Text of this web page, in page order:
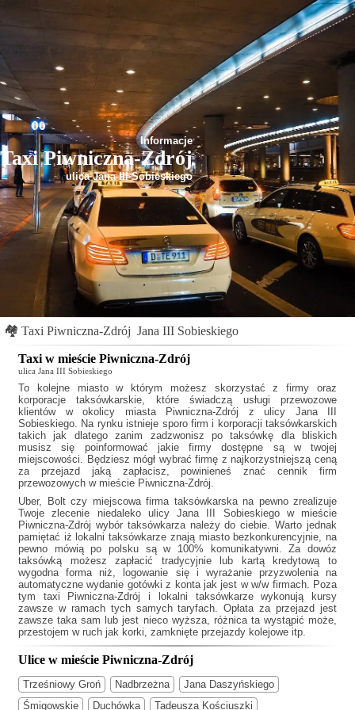
Informacje
Taxi Piwniczna-Zdrój
ulica Jana III Sobieskiego
🏘 Taxi Piwniczna-Zdrój Jana III Sobieskiego
Taxi w mieście Piwniczna-Zdrój
ulica Jana III Sobieskiego
To kolejne miasto w którym możesz skorzystać z firmy oraz
korporacje taksówkarskie, które świadczą usługi przewozowe
klientów w okolicy miasta Piwniczna-Zdrój z ulicy Jana III
Sobieskiego. Na rynku istnieje sporo firm i korporacji taksówkarskich
takich jak dlatego zanim zadzwonisz po taksówkę dla bliskich
musisz się poinformować jakie firmy dostępne są w twojej
miejscowości. Będziesz mógł wybrać firmę z najkorzystniejszą ceną
za przejazd jaką zapłacisz, powinieneś znać cennik firm
przewozowych w mieście Piwniczna-Zdrój.
Uber, Bolt czy miejscowa firma taksówkarska na pewno zrealizuje
Twoje zlecenie niedaleko ulicy Jana III Sobieskiego w mieście
Piwniczna-Zdrój wybór taksówkarza należy do ciebie. Warto jednak
pamiętać iż lokalni taksówkarze znają miasto bezkonkurencyjnie, na
pewno mówią po polsku są w 100% komunikatywni. Za dowóz
taksówką możesz zapłacić tradycyjnie lub kartą kredytową to
wygodna forma niż, logowanie się i wyrażanie przyzwolenia na
automatyczne wydanie gotówki z konta jak jest w w/w firmach. Poza
tym taxi Piwniczna-Zdrój i lokalni taksówkarze wykonują kursy
zawsze w ramach tych samych taryfach. Opłata za przejazd jest
zawsze taka sam lub jest nieco wyższa, różnica ta wystąpić może,
przestojem w ruch jak korki, zamknięte przejazdy kolejowe itp.
Ulice w mieście Piwniczna-Zdrój
Trześniowy Groń Nadbrzeżna
Jana Daszyńskiego
Śmigowskie
Duchówka Tadeusza Kościuszki